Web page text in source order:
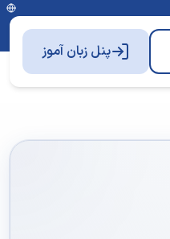
پنل زبان آموز